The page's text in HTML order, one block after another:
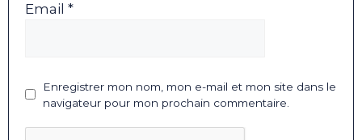
Email *
Enregistrer mon nom, mon e-mail et mon site dans le
navigateur pour mon prochain commentaire.